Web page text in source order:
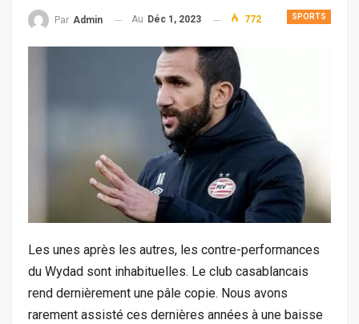
SPORTS
Par Admin Au Déc 1, 2023 772
Les unes après les autres, les contre-performances
du Wydad sont inhabituelles. Le club casablancais
rend dernièrement une pâle copie. Nous avons
rarement assisté ces dernières années à une baisse